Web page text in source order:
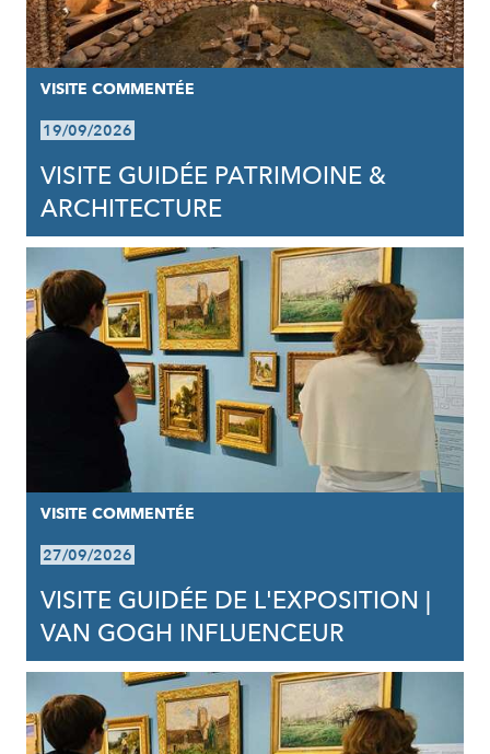
VISITE COMMENTÉE
19/09/2026
VISITE GUIDÉE PATRIMOINE &
ARCHITECTURE
VISITE COMMENTÉE
27/09/2026
VISITE GUIDÉE DE L'EXPOSITION |
VAN GOGH INFLUENCEUR